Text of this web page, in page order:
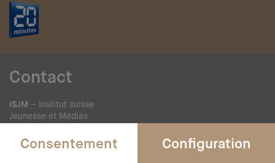
Consentement Configuration
Contact
ISJM – Institut suisse
Jeunesse et Médias
Rue Saint-Etienne 4